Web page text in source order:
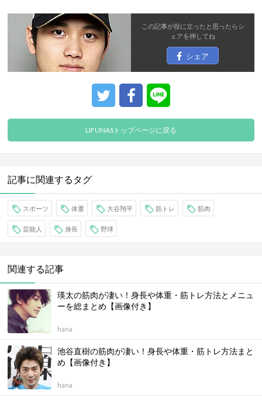
この記事が役に立ったと思ったらシ
ェアを押してね
シェア
LIFUNASトップページに戻る
記事に関連するタグ
スポーツ 体重 大谷翔平 筋トレ 筋肉
芸能人 身長 野球
関連する記事
瑛太の筋肉が凄い！身長や体重・筋トレ方法とメニュ
ーを総まとめ【画像付き】
hana
池谷直樹の筋肉が凄い！身長や体重・筋トレ方法まと
め【画像付き】
hana